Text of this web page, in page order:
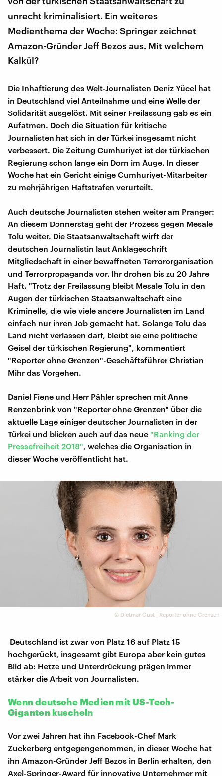
unrecht kriminalisiert. Ein weiteres
Medienthema der Woche: Springer zeichnet
Amazon-Gründer Jeff Bezos aus. Mit welchem
Kalkül?
Die Inhaftierung des Welt-Journalisten Deniz Yücel hat
in Deutschland viel Anteilnahme und eine Welle der
Solidarität ausgelöst. Mit seiner Freilassung gab es ein
Aufatmen. Doch die Situation für kritische
Journalisten hat sich in der Türkei insgesamt nicht
verbessert. Die Zeitung Cumhuriyet ist der türkischen
Regierung schon lange ein Dorn im Auge. In dieser
Woche hat ein Gericht einige Cumhuriyet-Mitarbeiter
zu mehrjährigen Haftstrafen verurteilt.
Auch deutsche Journalisten stehen weiter am Pranger:
An diesem Donnerstag geht der Prozess gegen Mesale
Tolu weiter. Die Staatsanwaltschaft wirft der
deutschen Journalistin laut Anklageschrift
Mitgliedschaft in einer bewaffneten Terrororganisation
und Terrorpropaganda vor. Ihr drohen bis zu 20 Jahre
Haft. "Trotz der Freilassung bleibt Mesale Tolu in den
Augen der türkischen Staatsanwaltschaft eine
Kriminelle, die wie viele andere Journalisten im Land
einfach nur ihren Job gemacht hat. Solange Tolu das
Land nicht verlassen darf, bleibt sie eine politische
Geisel der türkischen Regierung", kommentiert
"Reporter ohne Grenzen"-Geschäftsführer Christian
Mihr das Vorgehen.
Daniel Fiene und Herr Pähler sprechen mit Anne
Renzenbrink von "Reporter ohne Grenzen" über die
aktuelle Lage einiger deutscher Journalisten in der
Türkei und blicken auch auf das neue "Ranking der
Pressefreiheit 2018" , welches die Organisation in
dieser Woche veröffentlicht hat.
© Dietmar Gust | Reporter ohne Grenzen
Deutschland ist zwar von Platz 16 auf Platz 15
hochgerückt, insgesamt gibt Europa aber kein gutes
Bild ab: Hetze und Unterdrückung prägen immer
stärker die Arbeit von Journalisten.
Wenn deutsche Medien mit US-Tech-
Giganten kuscheln
Vor zwei Jahren hat ihn Facebook-Chef Mark
Zuckerberg entgegengenommen, in dieser Woche hat
ihn Amazon-Gründer Jeff Bezos in Berlin erhalten, den
Axel-Springer-Award für innovative Unternehmer mit